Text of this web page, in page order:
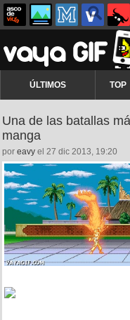
ÚLTIMOS TOP
Una de las batallas
manga
por eavy el 27 dic 2013, 19:20